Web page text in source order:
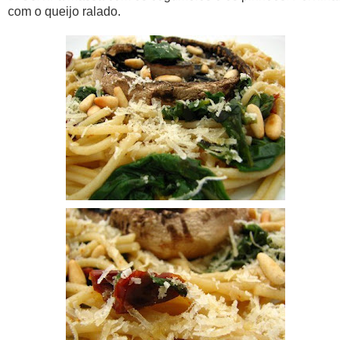
com o queijo ralado.